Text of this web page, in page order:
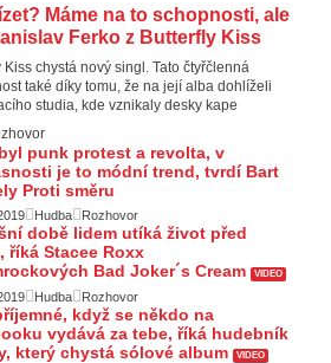
Máme na to schopnosti, ale
Ferko z Butterfly Kiss
chystá nový singl. Tato čtyřčlenná
také díky tomu, že na její alba dohlíželi
studia, kde vznikaly desky kape
punk protest a revolta, v
je to módní trend, tvrdí Bart
Proti směru
Hudba Rozhovor
době lidem utíká život před
říká Stacee Roxx
Bad Joker´s Cream
VIDEO
Hudba Rozhovor
když se někdo na
vydává za tebe, říká hudebník
který chystá sólové album
VIDEO